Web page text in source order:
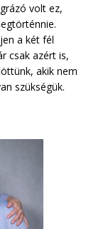
volt ez,
a két fél
csak azért is,
akik nem
szükségük.